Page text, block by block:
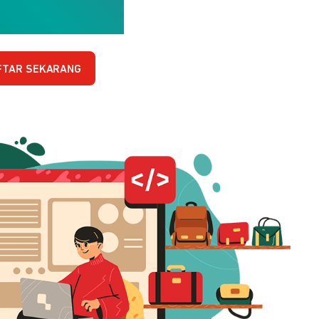
SEKARANG